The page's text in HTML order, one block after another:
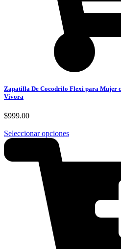
Zapatilla De Cocodrilo Flexi para Mujer
Vivora
$999.00
Seleccionar opciones